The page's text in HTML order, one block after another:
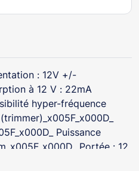
: 12V +/-
à 12 V : 22mA
hyper-fréquence
Puissance
Portée : 12
hyper-fréquence (MW)